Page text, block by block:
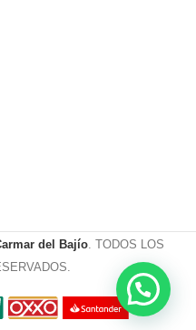
del Bajío . TODOS LOS